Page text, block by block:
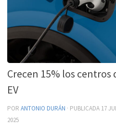
Crecen 15% los centros
EV
POR ANTONIO DURÁN · PUBLICADA 17
2025